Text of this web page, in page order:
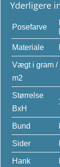
Yderligere
Posefarve
Materiale
Vægt i gram /
m2
Størrelse
BxH
Bund
Sider
Hank